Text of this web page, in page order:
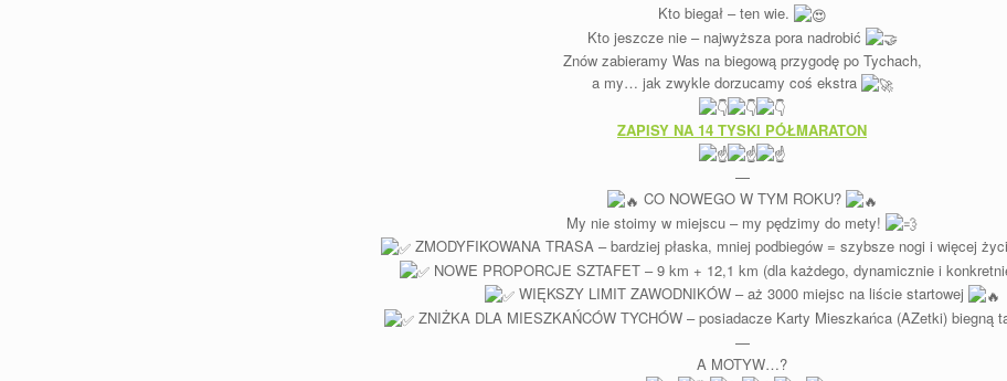
Kto biegał – ten wie.
Kto jeszcze nie – najwyższa pora nadrobić
Znów zabieramy Was na biegową przygodę po Tychach,
a my… jak zwykle dorzucamy coś ekstra
ZAPISY NA 14 TYSKI PÓŁMARATON
—
CO NOWEGO W TYM ROKU?
My nie stoimy w miejscu – my pędzimy do mety!
ZMODYFIKOWANA TRASA – bardziej płaska, mniej podbiegów = szybsze nogi i więcej
NOWE PROPORCJE SZTAFET – 9 km + 12,1 km (dla każdego, dynamicznie i
WIĘKSZY LIMIT ZAWODNIKÓW – aż 3000 miejsc na liście startowej
ZNIŻKA DLA MIESZKAŃCÓW TYCHÓW – posiadacze Karty Mieszkańca (AZetki) biegną
—
A MOTYW…?